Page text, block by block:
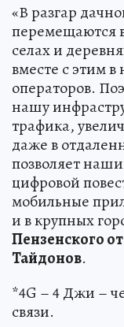
«В разгар
перемещаются
селах и
вместе с этим в
операторов.
нашу
трафика,
даже в
позволяет
цифровой
мобильные
и в крупных
Пензенского
Тайдонов.
*4G – 4 Джи –
связи.